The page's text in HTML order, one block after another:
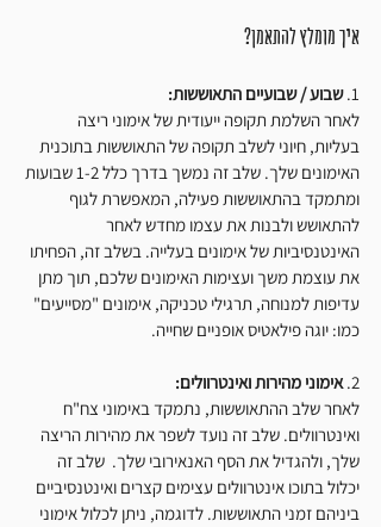
איך מומלץ להתאמן?
1. שבוע / שבועיים התאוששות:
לאחר השלמת תקופה ייעודית של אימוני ריצה
בעליות, חיוני לשלב תקופה של התאוששות בתוכנית
האימונים שלך. שלב זה נמשך בדרך כלל 1-2 שבועות
ומתמקד בהתאוששות פעילה, המאפשרת לגוף
להתאושש ולבנות את עצמו מחדש לאחר
האינטנסיביות של אימונים בעלייה. בשלב זה, הפחיתו
את עוצמת משך ועצימות האימונים שלכם, תוך מתן
עדיפות למנוחה, תרגילי טכניקה, אימונים "מסייעים"
כמו: יוגה פילאטיס אופניים שחייה.
2. אימוני מהירות ואינטרוולים:
לאחר שלב ההתאוששות, נתמקד באימוני צח"ח
ואינטרוולים. שלב זה נועד לשפר את מהירות הריצה
שלך, ולהגדיל את הסף האנאירובי שלך.  שלב זה
יכלול בתוכו אינטרוולים עצימים קצרים ואינטנסיביים
ביניהם זמני התאוששות. לדוגמה, ניתן לכלול אימוני